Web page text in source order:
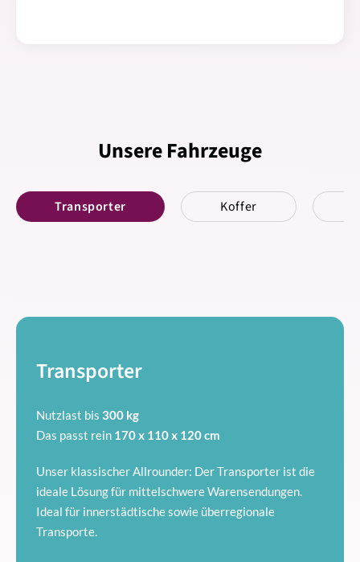
Unsere Fahrzeuge
Transporter Koffer
Transporter
Nutzlast bis 300 kg
Das passt rein 170 x 110 x 120 cm
Unser klassischer Allrounder: Der Transporter ist die
ideale Lösung für mittelschwere Warensendungen.
Ideal für innerstädtische sowie überregionale
Transporte.